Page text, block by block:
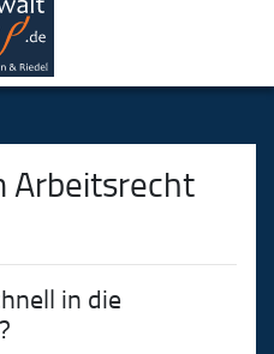
Arbeitsrecht
in die